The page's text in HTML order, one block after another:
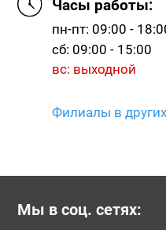
Часы работы:
пн-пт: 09:00 -
сб: 09:00 - 15:00
вс: выходной
Филиалы в
Мы в соц. сетях: